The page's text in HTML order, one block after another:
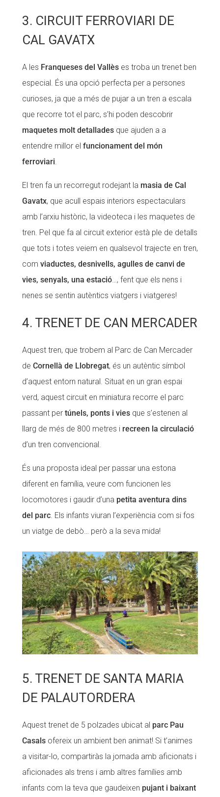
3. CIRCUIT FERROVIARI DE
CAL GAVATX
A les Franqueses del Vallèses troba un trenet ben
especial. És una opció perfecta per a persones
curioses, ja que a més de pujar a un tren a escala
que recorre tot el parc, s’hi poden descobrir
maquetes molt detallades que ajuden a a
entendre millor el funcionament del món
ferroviari.
El tren fa un recorregut rodejant la masia de Cal
Gavatx, que acull espais interiors espectaculars
amb l’arxiu històric, la videoteca i les maquetes de
tren. Pel que fa al circuit exterior està ple de detalls
que tots i totes veiem en qualsevol trajecte en tren,
com viaductes, desnivells, agulles de canvi de
vies, senyals, una estació…, fent que els nens i
nenes se sentin autèntics viatgers i viatgeres!
4. TRENET DE CAN MERCADER
Aquest tren, que trobem al Parc de Can Mercader
de Cornellà de Llobregat, és un autèntic símbol
d’aquest entorn natural. Situat en un gran espai
verd, aquest circuit en miniatura recorre el parc
passant per túnels, ponts i viesque s’estenen al
llarg de més de 800 metres i recreen la circulació
d’un tren convencional.
És una proposta ideal per passar una estona
diferent en família, veure com funcionen les
locomotores i gaudir d’unapetita aventura dins
del parc. Els infants viuran l’experiència com si fos
un viatge de debò… però a la seva mida!
5. TRENET DE SANTA MARIA
DE PALAUTORDERA
Aquest trenet de 5 polzades ubicat al parc Pau
Casalsofereix un ambient ben animat! Si t’animes
a visitar-lo, compartiràs la jornada amb aficionats i
aficionades als trens i amb altres famílies amb
infants com la teva que gaudeixen pujant i baixant